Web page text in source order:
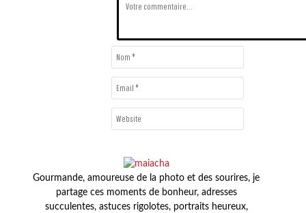
Gourmande, amoureuse de la photo et des sourires, je
partage ces moments de bonheur, adresses
succulentes, astuces rigolotes, portraits heureux,